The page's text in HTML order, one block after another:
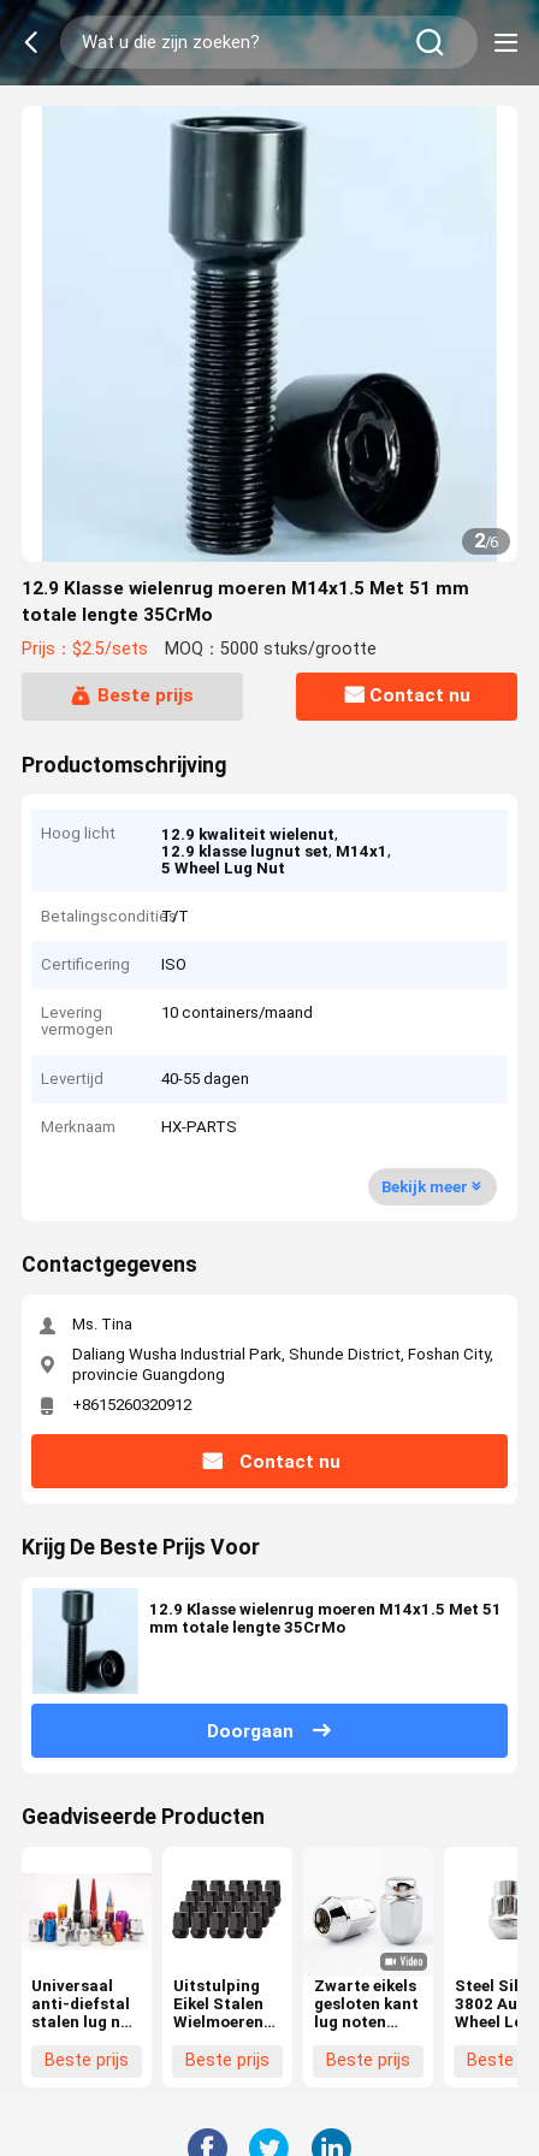
2/6
12.9 Klasse wielenrug moeren M14x1.5 Met 51 mm
totale lengte 35CrMo
Prijs：$2.5/sets MOQ：5000 stuks/grootte
Beste prijs Contact nu
Productomschrijving
Hoog licht 12.9 kwaliteit wielenut,
12.9 klasse lugnut set, M14x1,
5 Wheel Lug Nut
Betalingscondities
T/T
Certificering ISO
Levering
vermogen
10 containers/maand
Levertijd 40-55 dagen
Merknaam HX-PARTS
Bekijk meer
Contactgegevens
Ms. Tina
Daliang Wusha Industrial Park, Shunde District, Foshan City,
provincie Guangdong
+8615260320912
Contact nu
Krijg De Beste Prijs Voor
12.9 Klasse wielenrug moeren M14x1.5 Met 51
mm totale lengte 35CrMo
Doorgaan
Geadviseerde Producten
Universaal
anti-diefstal
stalen lug nut
aangepaste
Beste prijs
Uitstulping
Eikel Stalen
Wielmoeren
Accessoires
Beste prijs
Zwarte eikels
gesloten kant
lug noten
draad 3/4
Aftermarket
wielen
Beste prijs
Steel
3802 Auto
Wheel
theft Nut
Beste